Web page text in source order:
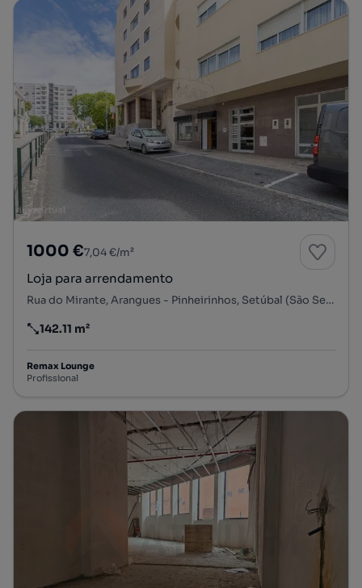
1000 €7,04 €/m²
Loja para arrendamento
Rua do Mirante, Arangues - Pinheirinhos, Setúbal (São Sebastião), Setúbal, Setúbal
Preço por metro quadrado
142.11 m²
Remax Lounge
Profissional